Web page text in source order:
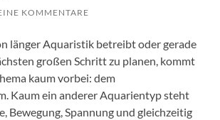
KOMMENTARE
länger Aquaristik betreibt oder gerade
großen Schritt zu planen, kommt
kaum vorbei: dem
Kaum ein anderer Aquarientyp steht
Bewegung, Spannung und gleichzeitig